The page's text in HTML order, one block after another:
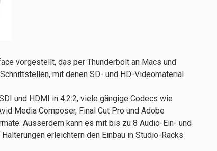
vorgestellt, das per Thunderbolt an Macs und
mit denen SD- und HD-Videomaterial
und HDMI in 4.2:2, viele gängige Codecs wie
Media Composer, Final Cut Pro und Adobe
Ausserdem kann es mit bis zu 8 Audio-Ein- und
erleichtern den Einbau in Studio-Racks